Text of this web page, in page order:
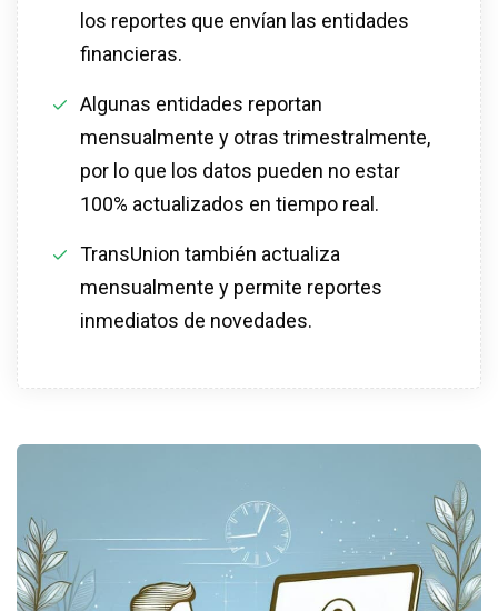
los reportes que envían las entidades
financieras.
Algunas entidades reportan
mensualmente y otras trimestralmente,
por lo que los datos pueden no estar
100% actualizados en tiempo real.
TransUnion también actualiza
mensualmente y permite reportes
inmediatos de novedades.